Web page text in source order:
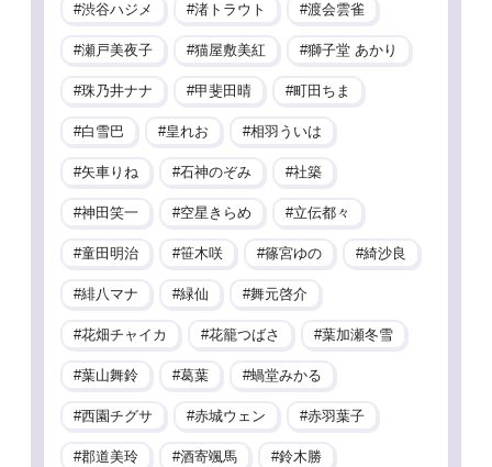
渋谷ハジメ 渚トラウト 渡会雲雀
瀬戸美夜子 猫屋敷美紅 獅子堂 あかり
珠乃井ナナ 甲斐田晴 町田ちま
白雪巴 皇れお 相羽ういは
矢車りね 石神のぞみ 社築
神田笑一 空星きらめ 立伝都々
童田明治 笹木咲 篠宮ゆの 綺沙良
緋八マナ 緑仙 舞元啓介
花畑チャイカ 花籠つばさ 葉加瀬冬雪
葉山舞鈴 葛葉 蝸堂みかる
西園チグサ 赤城ウェン 赤羽葉子
郡道美玲 酒寄颯馬 鈴木勝